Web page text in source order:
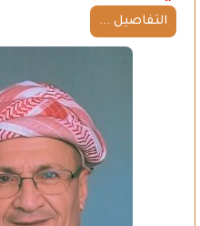
التفاصيل ...